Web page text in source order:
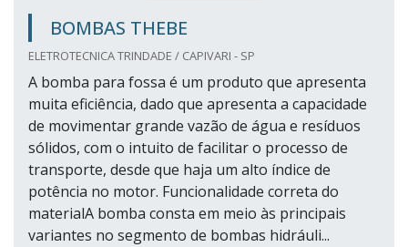
BOMBAS THEBE
ELETROTECNICA TRINDADE / CAPIVARI - SP
A bomba para fossa é um produto que apresenta
muita eficiência, dado que apresenta a capacidade
de movimentar grande vazão de água e resíduos
sólidos, com o intuito de facilitar o processo de
transporte, desde que haja um alto índice de
potência no motor. Funcionalidade correta do
materialA bomba consta em meio às principais
variantes no segmento de bombas hidráuli...